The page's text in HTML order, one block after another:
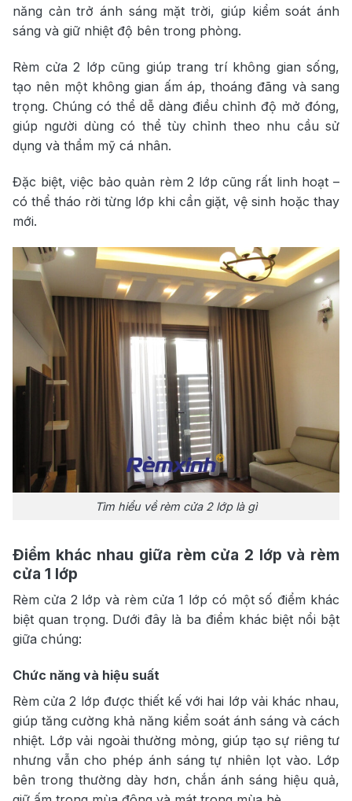
năng cản trở ánh sáng mặt trời, giúp kiểm soát ánh
sáng và giữ nhiệt độ bên trong phòng.
Rèm cửa 2 lớp cũng giúp trang trí không gian sống,
tạo nên một không gian ấm áp, thoáng đãng và sang
trọng. Chúng có thể dễ dàng điều chỉnh độ mở đóng,
giúp người dùng có thể tùy chỉnh theo nhu cầu sử
dụng và thẩm mỹ cá nhân.
Đặc biệt, việc bảo quản rèm 2 lớp cũng rất linh hoạt –
có thể tháo rời từng lớp khi cần giặt, vệ sinh hoặc thay
mới.
Tìm hiểu về rèm cửa 2 lớp là gì
Điểm khác nhau giữa rèm cửa 2 lớp và rèm
cửa 1 lớp
Rèm cửa 2 lớp và rèm cửa 1 lớp có một số điểm khác
biệt quan trọng. Dưới đây là ba điểm khác biệt nổi bật
giữa chúng:
Chức năng và hiệu suất
Rèm cửa 2 lớp được thiết kế với hai lớp vải khác nhau,
giúp tăng cường khả năng kiểm soát ánh sáng và cách
nhiệt. Lớp vải ngoài thường mỏng, giúp tạo sự riêng tư
nhưng vẫn cho phép ánh sáng tự nhiên lọt vào. Lớp
bên trong thường dày hơn, chắn ánh sáng hiệu quả,